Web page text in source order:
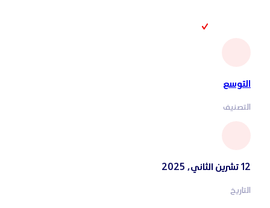
التوسع
التصنيف
12 تشرين الثاني، 2025
التاريخ